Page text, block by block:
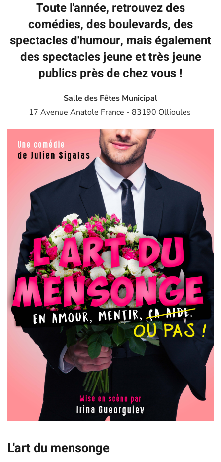
Toute l'année, retrouvez des
comédies, des boulevards, des
spectacles d'humour, mais également
des spectacles jeune et très jeune
publics près de chez vous !
Salle des Fêtes Municipal
17 Avenue Anatole France - 83190 Ollioules
L'art du mensonge